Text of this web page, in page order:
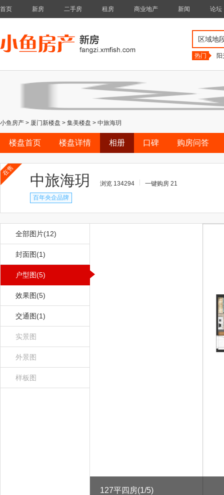
首页 新房 二手房 租房 商业地产 新闻 论坛
区域地
热门
小鱼房产 > 厦门新楼盘 > 集美楼盘 > 中旅海玥
楼盘首页 楼盘详情 相册 口碑 购房问答
在售
中旅海玥 浏览 134294
一键购房 21
百年央企品牌
全部图片(12)
封面图(1)
户型图(5)
效果图(5)
交通图(1)
实景图
外景图
样板图
127平四房(1/5)